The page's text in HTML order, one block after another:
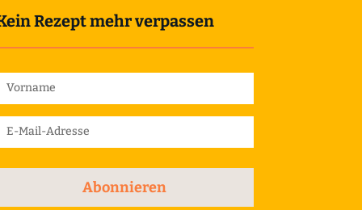
Rezept mehr verpassen
Abonnieren